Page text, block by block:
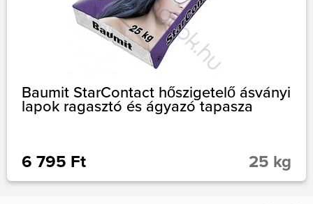
Baumit StarContact hőszigetelő ásványi
lapok ragasztó és ágyazó tapasza
6 795 Ft 25 kg